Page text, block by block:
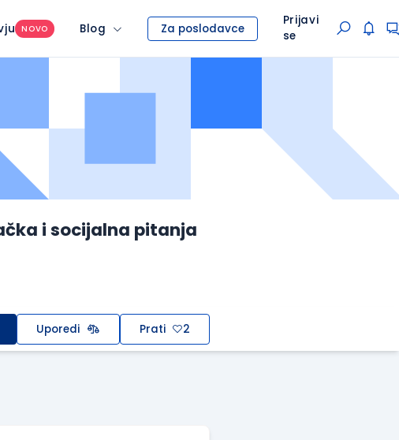
NOVO Blog Za poslodavce
Prijavi
se
i socijalna pitanja
Uporedi Prati 2